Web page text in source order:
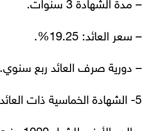
– سعر العائد: 19.25%.
– دورية صرف العائد ربع سنوي.
5- الشهادة الخماسية ذات العائد الشهري: